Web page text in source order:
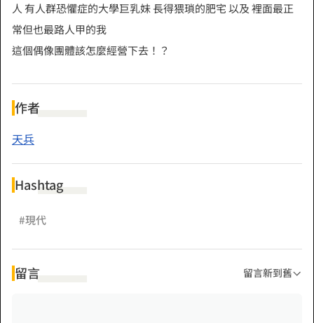
人 有人群恐懼症的大學巨乳妹 長得猥瑣的肥宅 以及 裡面最正
常但也最路人甲的我
這個偶像團體該怎麼經營下去！？
作者
天兵
Hashtag
#現代
留言 留言新到舊